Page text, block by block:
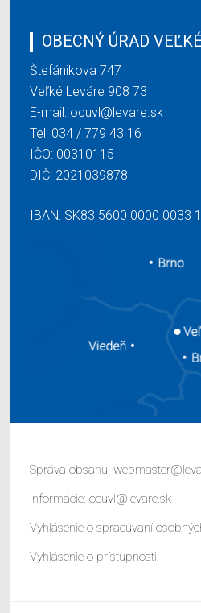
OBECNÝ ÚRAD
Štefánikova 747
Veľké Leváre 908 73
E-mail: ocuvl@levare.sk
Tel: 034 / 779 43 16
IČO: 00310115
DIČ: 2021039878
IBAN: SK83 5600 0000 0033
Správa obsahu:
Informácie: ocuvl@levare.sk
Vyhlásenie o spracúvaní
Vyhlásenie o prístupnosti